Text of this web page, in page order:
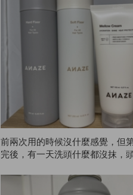
前兩次用的時候沒什麼感覺，但
完後，有一天洗頭什麼都沒抹，
後來才發現可能是用了ANAZE的
Cream，頭髮真的有在修復。剛